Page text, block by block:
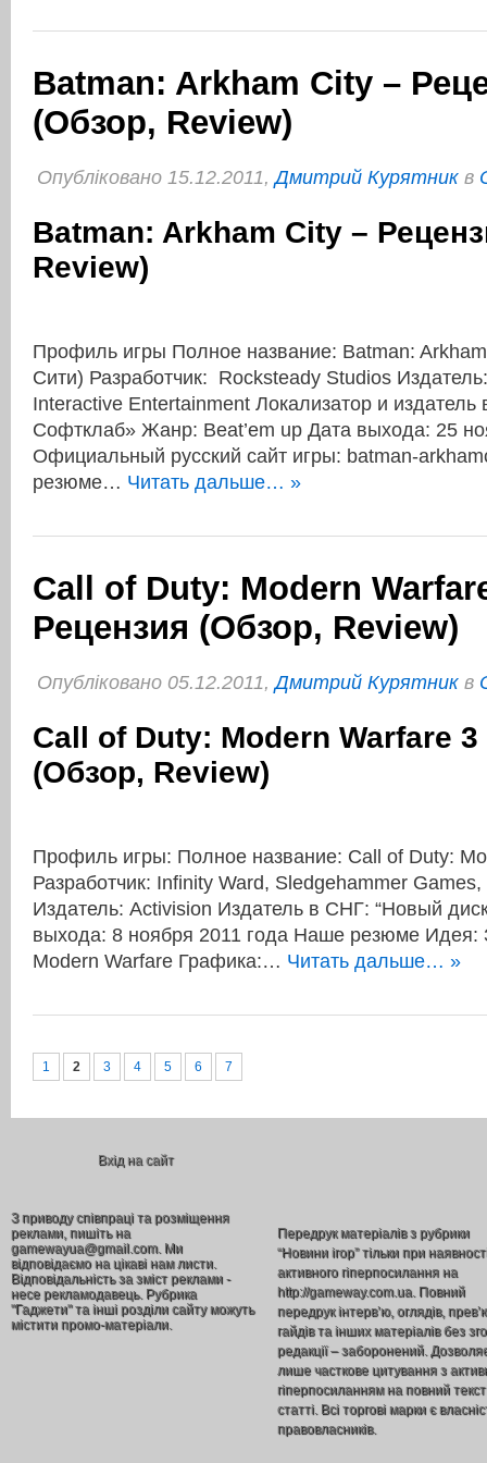
Batman: Arkham City –
(Обзор, Review)
Опубліковано 15.12.2011,Дмитрий Курятник в
Batman: Arkham City –
Review)
Профиль игры Полное название: Batman:
Сити) Разработчик: Rocksteady Studios
Interactive Entertainment Локализатор и
Софтклаб» Жанр: Beat’em up Дата выхода: 25
Официальный русский сайт игры: batman-
резюме… Читать дальше… »
Call of Duty: Modern
Рецензия (Обзор, Review)
Опубліковано 05.12.2011,Дмитрий Курятник в
Call of Duty: Modern Warfare 3
(Обзор, Review)
Профиль игры: Полное название: Call of Duty:
Разработчик: Infinity Ward, Sledgehammer
Издатель: Activision Издатель в СНГ: “Новый
выхода: 8 ноября 2011 года Наше резюме Идея:
Modern Warfare Графика:… Читать дальше… »
1 2 3 4 5 6 7
Вхід на сайт
З приводу співпраці та розміщення
реклами, пишіть на
gamewayua@gmail.com. Ми
відповідаємо на цікаві нам листи.
Відповідальність за зміст реклами -
несе рекламодавець. Рубрика
"Гаджети" та інші розділи сайту можуть
містити промо-матеріали.
Передрук матеріалів з рубрики
“Новини ігор” тільки при
активного гіперпосилання на
http://gameway.com.ua. Повний
передрук інтерв’ю, оглядів,
гайдів та інших матеріалів без
редакції – заборонений.
лише часткове цитування з
гіперпосиланням на повний текст
статті. Всі торгові марки є
правовласників.